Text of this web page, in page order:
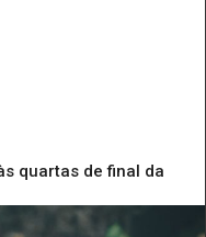
quartas de final da